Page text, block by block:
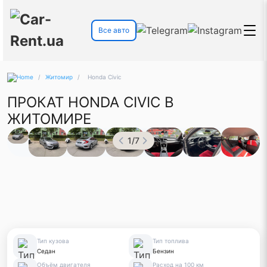
Все авто
/ Житомир / Honda Civic
ПРОКАТ HONDA CIVIC В
ЖИТОМИРЕ
1/7
Тип кузова
Седан
Тип топлива
Бензин
Объём двигателя
Расход на 100 км